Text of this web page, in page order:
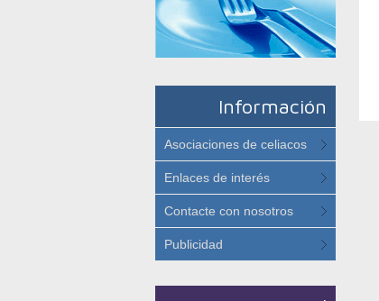
Información
Asociaciones de celiacos
Enlaces de interés
Contacte con nosotros
Publicidad